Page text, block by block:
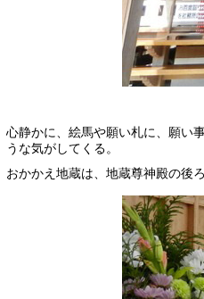
心静かに、絵馬や願い札に、願い
うな気がしてくる。
おかかえ地蔵は、地蔵尊神殿の後